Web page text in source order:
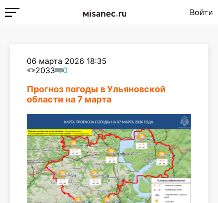
Войти
06 марта 2026 18:35
2033
0
Прогноз погоды в Ульяновской
области на 7 марта